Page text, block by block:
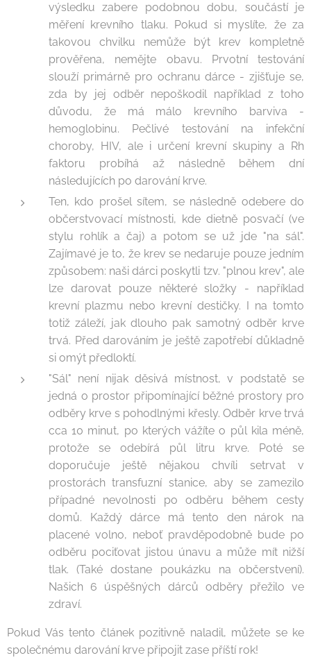
výsledku zabere podobnou dobu, součástí je
měření krevního tlaku. Pokud si myslíte, že za
takovou chvilku nemůže být krev kompletně
prověřena, nemějte obavu. Prvotní testování
slouží primárně pro ochranu dárce - zjišťuje se,
zda by jej odběr nepoškodil například z toho
důvodu, že má málo krevního barviva -
hemoglobinu. Pečlivé testování na infekční
choroby, HIV, ale i určení krevní skupiny a Rh
faktoru probíhá až následně během dní
následujících po darování krve.
Ten, kdo prošel sítem, se následně odebere do
občerstvovací místnosti, kde dietně posvačí (ve
stylu rohlík a čaj) a potom se už jde "na sál".
Zajímavé je to, že krev se nedaruje pouze jedním
způsobem: naši dárci poskytli tzv. "plnou krev", ale
lze darovat pouze některé složky - například
krevní plazmu nebo krevní destičky. I na tomto
totiž záleží, jak dlouho pak samotný odběr krve
trvá. Před darováním je ještě zapotřebí důkladně
si omýt předloktí.
"Sál" není nijak děsivá místnost, v podstatě se
jedná o prostor připomínající běžné prostory pro
odběry krve s pohodlnými křesly. Odběr krve trvá
cca 10 minut, po kterých vážíte o půl kila méně,
protože se odebírá půl litru krve. Poté se
doporučuje ještě nějakou chvíli setrvat v
prostorách transfuzní stanice, aby se zamezilo
případné nevolnosti po odběru během cesty
domů. Každý dárce má tento den nárok na
placené volno, neboť pravděpodobně bude po
odběru pociťovat jistou únavu a může mít nižší
tlak. (Také dostane poukázku na občerstvení).
Našich 6 úspěšných dárců odběry přežilo ve
zdraví.
Pokud Vás tento článek pozitivně naladil, můžete se ke
společnému darování krve připojit zase příští rok!